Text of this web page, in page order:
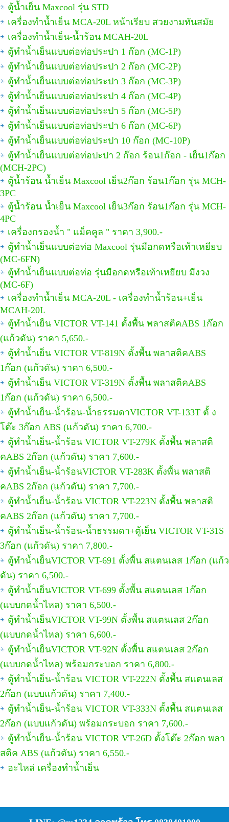
ตู้น้ำเย็น Maxcool รุ่น STD
เครื่องทำน้ำเย็น MCA-20L หน้าเรียบ สวยงามทันสมัย
เครื่องทำน้ำเย็น-น้ำร้อน MCAH-20L
ตู้ทำน้ำเย็นแบบต่อท่อประปา 1 ก๊อก (MC-1P)
ตู้ทำน้ำเย็นแบบต่อท่อประปา 2 ก๊อก (MC-2P)
ตู้ทำน้ำเย็นแบบต่อท่อประปา 3 ก๊อก (MC-3P)
ตู้ทำน้ำเย็นแบบต่อท่อประปา 4 ก๊อก (MC-4P)
ตู้ทำน้ำเย็นแบบต่อท่อประปา 5 ก๊อก (MC-5P)
ตู้ทำน้ำเย็นแบบต่อท่อประปา 6 ก๊อก (MC-6P)
ตู้ทำน้ำเย็นแบบต่อท่อประปา 10 ก๊อก (MC-10P)
ตู้ทำน้ำเย็นแบบต่อท่อปะปา 2 ก๊อก ร้อน1ก๊อก - เย็น1ก๊อก
(MCH-2PC)
ตู้น้ำร้อน น้ำเย็น Maxcool เย็น2ก๊อก ร้อน1ก๊อก รุ่น MCH-
3PC
ตู้น้ำร้อน น้ำเย็น Maxcool เย็น3ก๊อก ร้อน1ก๊อก รุ่น MCH-
4PC
เครื่องกรองน้ำ " แม็คคูล " ราคา 3,900.-
ตู้ทำน้ำเย็นแบบต่อท่อ Maxcool รุ่นมือกดหรือเท้าเหยียบ
(MC-6FN)
ตู้ทำน้ำเย็นแบบต่อท่อ รุ่นมือกดหรือเท้าเหยียบ มีงวง
(MC-6F)
เครื่องทำน้ำเย็น MCA-20L - เครื่องทำน้ำร้อน+เย็น
MCAH-20L
ตู้ทำน้ำเย็น VICTOR VT-141 ตั้งพื้น พลาสติคABS 1ก๊อก
(แก้วดัน) ราคา 5,650.-
ตู้ทำน้ำเย็น VICTOR VT-819N ตั้งพื้น พลาสติคABS
1ก๊อก (แก้วดัน) ราคา 6,500.-
ตู้ทำน้ำเย็น VICTOR VT-319N ตั้งพื้น พลาสติคABS
1ก๊อก (แก้วดัน) ราคา 6,500.-
ตู้ทำน้ำเย็น-น้ำร้อน-น้ำธรรมดาVICTOR VT-133T ตั้ ง
โต๊ะ 3ก๊อก ABS (แก้วดัน) ราคา 6,700.-
ตู้ทำน้ำเย็น-น้ำร้อน VICTOR VT-279K ตั้งพื้น พลาสติ
คABS 2ก๊อก (แก้วดัน) ราคา 7,600.-
ตู้ทำน้ำเย็น-น้ำร้อนVICTOR VT-283K ตั้งพื้น พลาสติ
คABS 2ก๊อก (แก้วดัน) ราคา 7,700.-
ตู้ทำน้ำเย็น-น้ำร้อน VICTOR VT-223N ตั้งพื้น พลาสติ
คABS 2ก๊อก (แก้วดัน) ราคา 7,700.-
ตู้ทำน้ำเย็น-น้ำร้อน-น้ำธรรมดา+ตู้เย็น VICTOR VT-31S
3ก๊อก (แก้วดัน) ราคา 7,800.-
ตู้ทำน้ำเย็นVICTOR VT-691 ตั้งพื้น สแตนเลส 1ก๊อก (แก้ว
ดัน) ราคา 6,500.-
ตู้ทำน้ำเย็นVICTOR VT-699 ตั้งพื้น สแตนเลส 1ก๊อก
(แบบกดน้ำไหล) ราคา 6,500.-
ตู้ทำน้ำเย็นVICTOR VT-99N ตั้งพื้น สแตนเลส 2ก๊อก
(แบบกดน้ำไหล) ราคา 6,600.-
ตู้ทำน้ำเย็นVICTOR VT-92N ตั้งพื้น สแตนเลส 2ก๊อก
(แบบกดน้ำไหล) พร้อมกระบอก ราคา 6,800.-
ตู้ทำน้ำเย็น-น้ำร้อน VICTOR VT-222N ตั้งพื้น สแตนเลส
2ก๊อก (แบบแก้วดัน) ราคา 7,400.-
ตู้ทำน้ำเย็น-น้ำร้อน VICTOR VT-333N ตั้งพื้น สแตนเลส
2ก๊อก (แบบแก้วดัน) พร้อมกระบอก ราคา 7,600.-
ตู้ทำน้ำเย็น-น้ำร้อน VICTOR VT-26D ตั้งโต๊ะ 2ก๊อก พลา
สติค ABS (แก้วดัน) ราคา 6,550.-
อะไหล่ เครื่องทำน้ำเย็น